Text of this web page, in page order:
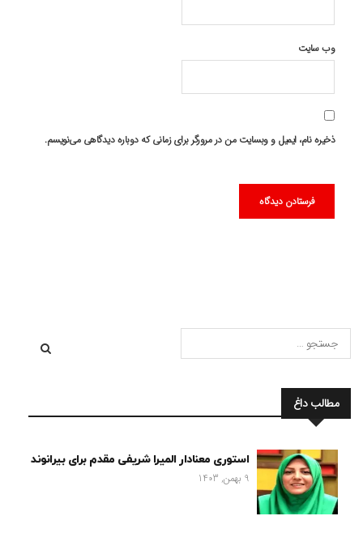
وب‌ سایت
ذخیره نام، ایمیل و وبسایت من در مرورگر برای زمانی که دوباره دیدگاهی می‌نویسم.
مطالب داغ
استوری معنادار المیرا شریفی مقدم برای بیرانوند
9 بهمن, 1403